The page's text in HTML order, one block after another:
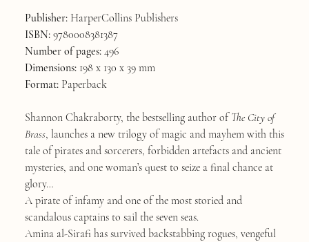
Publisher:HarperCollins Publishers
ISBN:9780008381387
Number of pages:496
Dimensions:198 x 130 x 39 mm
Format:Paperback
Shannon Chakraborty, the bestselling author ofThe City of
Brass, launches a new trilogy of magic and mayhem with this
tale of pirates and sorcerers, forbidden artefacts and ancient
mysteries, and one woman’s quest to seize a final chance at
glory…
A pirate of infamy and one of the most storied and
scandalous captains to sail the seven seas.
Amina al-Sirafi has survived backstabbing rogues, vengeful